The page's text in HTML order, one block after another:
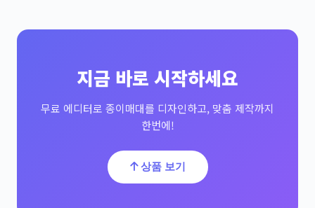
지금 바로 시작하세요
무료 에디터로 종이매대를 디자인하고, 맞춤 제작까지
한번에!
상품 보기